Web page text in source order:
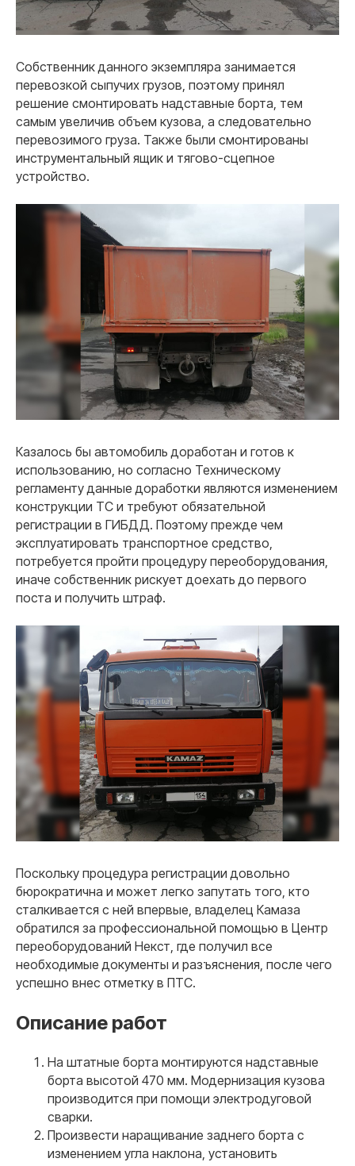
Собственник данного экземпляра занимается
перевозкой сыпучих грузов, поэтому принял
решение смонтировать надставные борта, тем
самым увеличив объем кузова, а следовательно
перевозимого груза. Также были смонтированы
инструментальный ящик и тягово-сцепное
устройство.
Казалось бы автомобиль доработан и готов к
использованию, но согласно Техническому
регламенту данные доработки являются изменением
конструкции ТС и требуют обязательной
регистрации в ГИБДД. Поэтому прежде чем
эксплуатировать транспортное средство,
потребуется пройти процедуру переоборудования,
иначе собственник рискует доехать до первого
поста и получить штраф.
Поскольку процедура регистрации довольно
бюрократична и может легко запутать того, кто
сталкивается с ней впервые, владелец Камаза
обратился за профессиональной помощью в Центр
переоборудований Некст, где получил все
необходимые документы и разъяснения, после чего
успешно внес отметку в ПТС.
Описание работ
На штатные борта монтируются надставные
борта высотой 470 мм. Модернизация кузова
производится при помощи электродуговой
сварки.
Произвести наращивание заднего борта с
изменением угла наклона, установить